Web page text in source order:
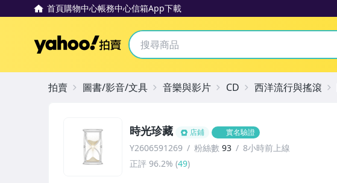
首頁購物中心帳務中心信箱App下載
Yahoo拍賣
時光珍藏 店鋪 實名驗證
Y2606591269 粉絲數 93
8小時前上線
正評 96.2% (49)
拍賣 圖書/影音/文具 音樂與影片 CD 西洋流行與搖滾